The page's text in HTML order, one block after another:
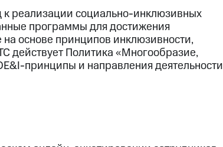
к реализации социально-инклюзивных
программы для достижения
основе принципов инклюзивности,
действует Политика «Многообразие,
принципы и направления деятельности